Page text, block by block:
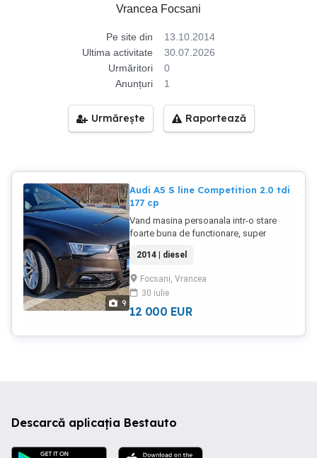
Vrancea Focsani
Pe site din
13.10.2014
Ultima activitate
30.07.2026
Urmăritori
0
Anunțuri
1
Urmărește Raportează
9
Audi A5 S line Competition 2.0 tdi
177 cp
Vand masina persoanala intr-o stare
foarte buna de functionare, super
fabricatie 2014 Motorizare 2.0 Diesel
177 cp Cutie viteze automata Ulei
schimbat in cutia de viteze Volan S-line
din piele Scaune S-line cu incalzire Tot
ce tine de directie este schimbat nou Nu
poze doveditoare atunci cand au fost
2014 | diesel
Focsani, Vrancea
30 iulie
12 000 EUR
Descarcă aplicația Bestauto